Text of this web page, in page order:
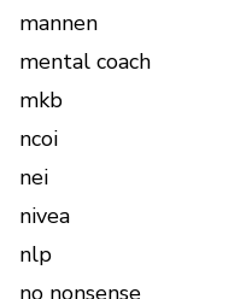
mannen
mental coach
mkb
ncoi
nei
nivea
nlp
no nonsense